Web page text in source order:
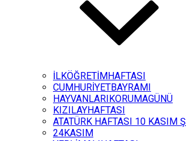
İLKÖĞRETİMHAFTASI
CUMHURİYETBAYRAMI
HAYVANLARIKORUMAGÜNÜ
KIZILAYHAFTASI
ATATÜRK HAFTASI 10 KASIM
24KASIM